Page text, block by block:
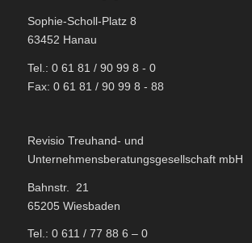
Sophie-Scholl-Platz 8
63452 Hanau
Tel.: 0 61 81 / 90 99 8 - 0
Fax: 0 61 81 / 90 99 8 - 88
Revisio Treuhand- und
Unternehmensberatungsgesellschaft mbH
Bahnstr. 21
65205 Wiesbaden
Tel.: 0 611 / 77 88 6 – 0